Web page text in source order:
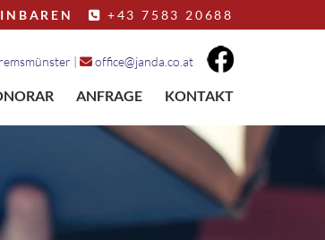
 +43 7583 20688
|  office@janda.co.at
ANFRAGE KONTAKT